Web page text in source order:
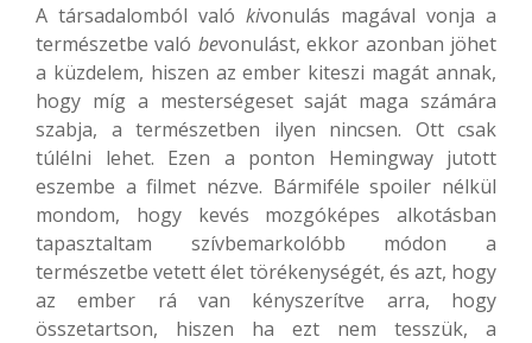
A társadalomból való kivonulás magával vonja a
természetbe való bevonulást, ekkor azonban jöhet
a küzdelem, hiszen az ember kiteszi magát annak,
hogy míg a mesterségeset saját maga számára
szabja, a természetben ilyen nincsen. Ott csak
túlélni lehet. Ezen a ponton Hemingway jutott
eszembe a filmet nézve. Bármiféle spoiler nélkül
mondom, hogy kevés mozgóképes alkotásban
tapasztaltam szívbemarkolóbb módon a
természetbe vetett élet törékenységét, és azt, hogy
az ember rá van kényszerítve arra, hogy
összetartson, hiszen ha ezt nem tesszük, a